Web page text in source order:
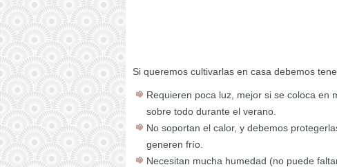
Si queremos cultivarlas en casa debemos
Requieren poca luz, mejor si se coloca en
sobre todo durante el verano.
No soportan el calor, y debemos
generen frío.
Necesitan mucha humedad (no puede